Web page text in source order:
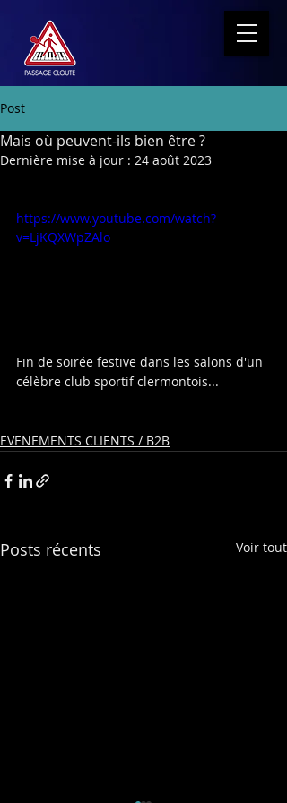
Post
Mais où peuvent-ils bien être ?
Dernière mise à jour : 24 août 2023
https://www.youtube.com/watch?
v=LjKQXWpZAlo
Fin de soirée festive dans les salons d'un
célèbre club sportif clermontois...
EVENEMENTS CLIENTS / B2B
Posts récents Voir tout